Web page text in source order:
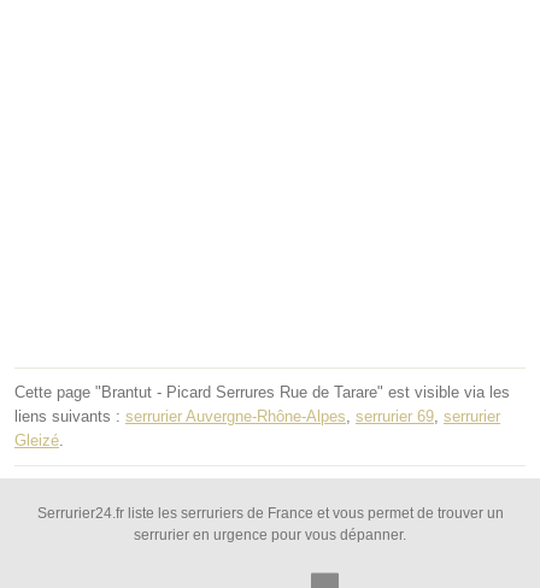
Cette page "Brantut - Picard Serrures Rue de Tarare" est visible via les
liens suivants : serrurier Auvergne-Rhône-Alpes serrurier 69 serrurier
Gleizé
Serrurier24.fr liste les serruriers de France et vous permet de trouver un
serrurier en urgence pour vous dépanner.